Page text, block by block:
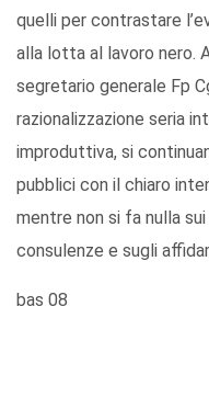
quelli per contrastare
alla lotta al lavoro nero.
segretario generale Fp
razionalizzazione seria
improduttiva, si
pubblici con il chiaro
mentre non si fa nulla
consulenze e sugli
bas 08